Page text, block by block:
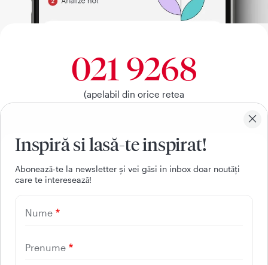
Inspiră si lasă-te inspirat!
Aboneazǎ-te la newsletter și vei gǎsi in inbox doar noutǎți
care te intereseazǎ!
Nume
Prenume
021 9268
(apelabil din orice retea
CONTACT
REGINA MARIA